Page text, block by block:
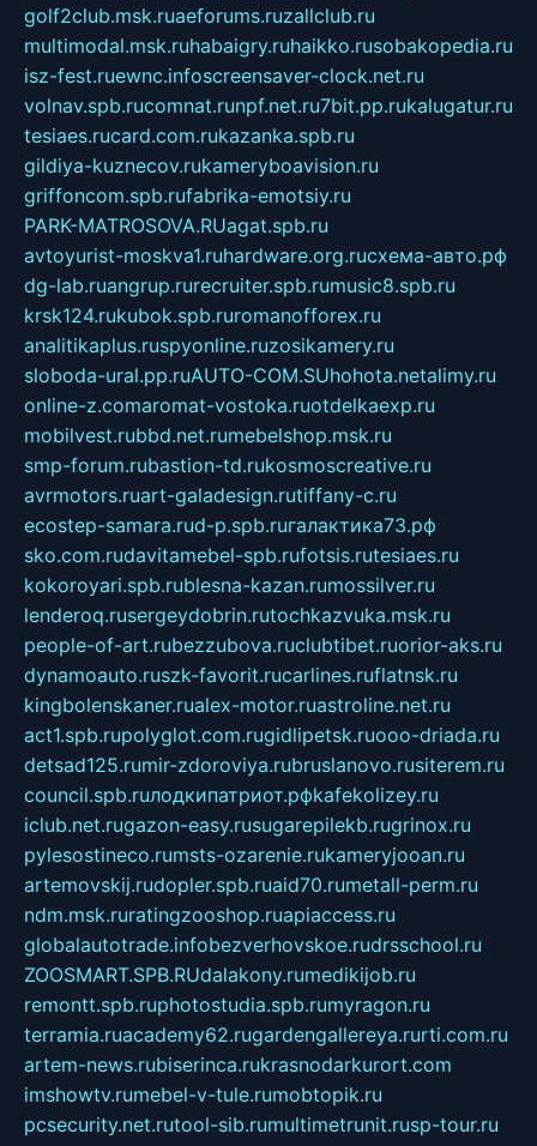
golf2club.msk.ruaeforums.ruzallclub.ru
multimodal.msk.ruhabaigry.ruhaikko.rusobakopedia.ru
isz-fest.ruewnc.infoscreensaver-clock.net.ru
volnav.spb.rucomnat.runpf.net.ru7bit.pp.rukalugatur.ru
tesiaes.rucard.com.rukazanka.spb.ru
gildiya-kuznecov.rukameryboavision.ru
griffoncom.spb.rufabrika-emotsiy.ru
PARK-MATROSOVA.RUagat.spb.ru
avtoyurist-moskva1.ruhardware.org.ruсхема-авто.рф
dg-lab.ruangrup.rurecruiter.spb.rumusic8.spb.ru
krsk124.rukubok.spb.ruromanofforex.ru
analitikaplus.ruspyonline.ruzosikamery.ru
sloboda-ural.pp.ruAUTO-COM.SUhohota.netalimy.ru
online-z.comaromat-vostoka.ruotdelkaexp.ru
mobilvest.rubbd.net.rumebelshop.msk.ru
smp-forum.rubastion-td.rukosmoscreative.ru
avrmotors.ruart-galadesign.rutiffany-c.ru
ecostep-samara.rud-p.spb.ruгалактика73.рф
sko.com.rudavitamebel-spb.rufotsis.rutesiaes.ru
kokoroyari.spb.rublesna-kazan.rumossilver.ru
lenderoq.rusergeydobrin.rutochkazvuka.msk.ru
people-of-art.rubezzubova.ruclubtibet.ruorior-aks.ru
dynamoauto.ruszk-favorit.rucarlines.ruflatnsk.ru
kingbolenskaner.rualex-motor.ruastroline.net.ru
act1.spb.rupolyglot.com.rugidlipetsk.ruooo-driada.ru
detsad125.rumir-zdoroviya.rubruslanovo.rusiterem.ru
council.spb.ruлодкипатриот.рфkafekolizey.ru
iclub.net.rugazon-easy.rusugarepilekb.rugrinox.ru
pylesostineco.rumsts-ozarenie.rukameryjooan.ru
artemovskij.rudopler.spb.ruaid70.rumetall-perm.ru
ndm.msk.ruratingzooshop.ruapiaccess.ru
globalautotrade.infobezverhovskoe.rudrsschool.ru
ZOOSMART.SPB.RUdalakony.rumedikijob.ru
remontt.spb.ruphotostudia.spb.rumyragon.ru
terramia.ruacademy62.rugardengallereya.rurti.com.ru
artem-news.rubiserinca.rukrasnodarkurort.com
imshowtv.rumebel-v-tule.rumobtopik.ru
pcsecurity.net.rutool-sib.rumultimetrunit.rusp-tour.ru